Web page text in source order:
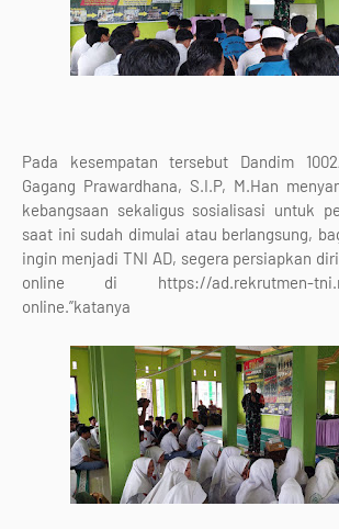
Pada kesempatan tersebut Dandim
Gagang Prawardhana, S.I.P, M.Han
kebangsaan sekaligus sosialisasi untuk
saat ini sudah dimulai atau berlangsung,
ingin menjadi TNI AD, segera persiapkan
online di https://ad.rekrutmen-
online.”katanya